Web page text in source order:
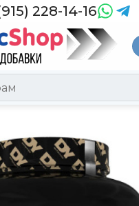
228-14-16